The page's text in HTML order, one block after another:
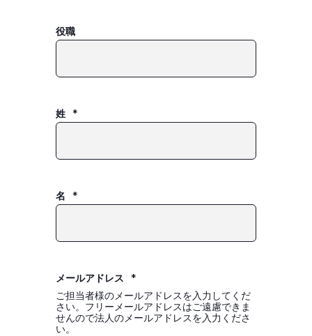
役職
姓 *
名 *
メールアドレス
*
ご担当者様のメールアドレスを入力してくだ
さい。フリーメールアドレスはご遠慮できま
せんので法人のメールアドレスを入力くださ
い。